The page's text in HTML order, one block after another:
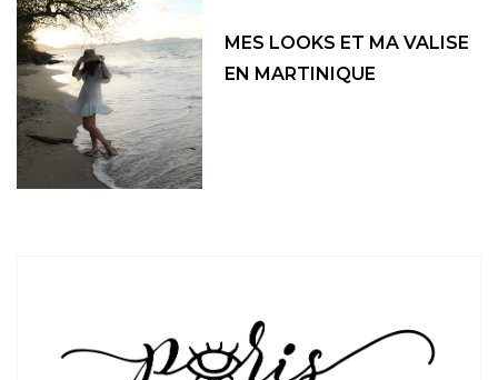
MES LOOKS ET MA VALISE
EN MARTINIQUE